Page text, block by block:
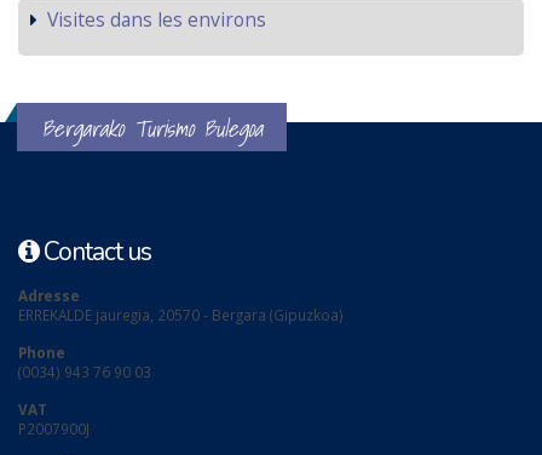
Visites dans les environs
Bergarako Turismo Bulegoa
Contact us
Adresse
ERREKALDE jauregia, 20570 - Bergara (Gipuzkoa)
Phone
(0034) 943 76 90 03
VAT
P2007900J